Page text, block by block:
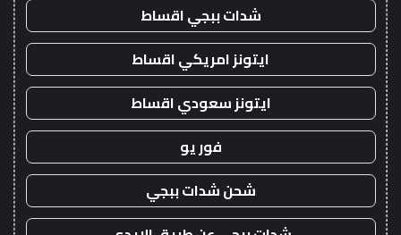
شدات ببجي اقساط
ايتونز امريكي اقساط
ايتونز سعودي اقساط
فور يو
شحن شدات ببجي